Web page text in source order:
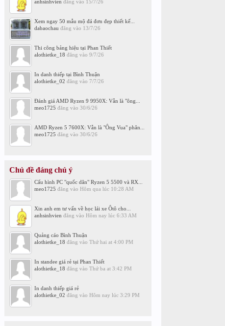
anhsinhvien đăng vào 15/7/26
Xem ngay 50 mẫu mộ đá đơn đẹp thiết kế...
dabaochau đăng vào 13/7/26
Thi công bảng hiệu tại Phan Thiết
alothietke_18 đăng vào 9/7/26
In danh thiếp tại Bình Thuận
alothietke_02 đăng vào 7/7/26
Đánh giá AMD Ryzen 9 9950X: Vẫn là "ông...
meo1725 đăng vào 30/6/26
AMD Ryzen 5 7600X: Vẫn là "Ông Vua" phân...
meo1725 đăng vào 30/6/26
Chủ đề đáng chú ý
Cấu hình PC "quốc dân" Ryzen 5 5500 và RX...
meo1725 đăng vào Hôm qua lúc 10:28 AM
Xin anh em tư vấn về học lái xe Ôtô cho...
anhsinhvien đăng vào Hôm nay lúc 6:33 AM
Quảng cáo Bình Thuận
alothietke_18 đăng vào Thứ hai at 4:00 PM
In standee giá rẻ tại Phan Thiết
alothietke_18 đăng vào Thứ ba at 3:42 PM
In danh thiếp giá rẻ
alothietke_02 đăng vào Hôm nay lúc 3:29 PM